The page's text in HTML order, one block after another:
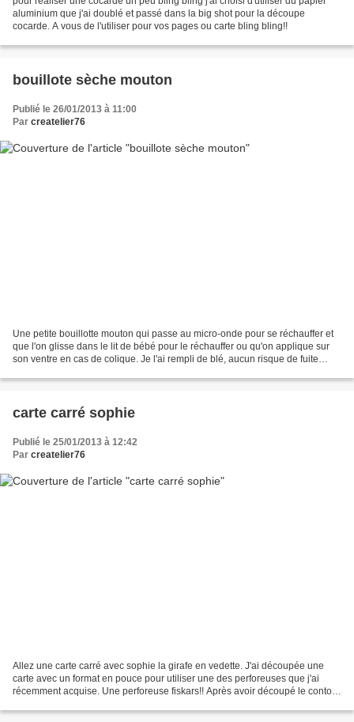
aluminium que j'ai doublé et passé dans la big shot pour la découpe
cocarde. A vous de l'utiliser pour vos pages ou carte bling bling!!
bouillote sèche mouton
Publié le 26/01/2013 à 11:00
Par createlier76
Une petite bouillotte mouton qui passe au micro-onde pour se réchauffer et
que l'on glisse dans le lit de bébé pour le réchauffer ou qu'on applique sur
son ventre en cas de colique. Je l'ai rempli de blé, aucun risque de fuite
carte carré sophie
Publié le 25/01/2013 à 12:42
Par createlier76
Allez une carte carré avec sophie la girafe en vedette. J'ai découpée une
carte avec un format en pouce pour utiliser une des perforeuses que j'ai
récemment acquise. Une perforeuse fiskars!! Après avoir découpé le contour